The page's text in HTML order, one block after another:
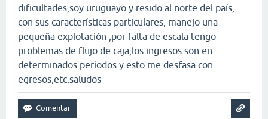
dificultades,soy uruguayo y resido al norte del país,
con sus características particulares, manejo una
pequeña explotación ,por falta de escala tengo
problemas de flujo de caja,los ingresos son en
determinados períodos y esto me desfasa con
egresos,etc.saludos